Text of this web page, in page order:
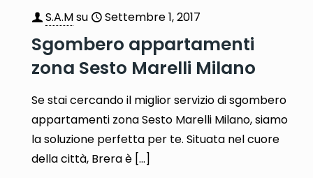
S.A.Msu Settembre 1, 2017
Sgombero appartamenti
zona Sesto Marelli Milano
Se stai cercando il miglior servizio di sgombero
appartamenti zona Sesto Marelli Milano, siamo
la soluzione perfetta per te. Situata nel cuore
della città, Brera è […]